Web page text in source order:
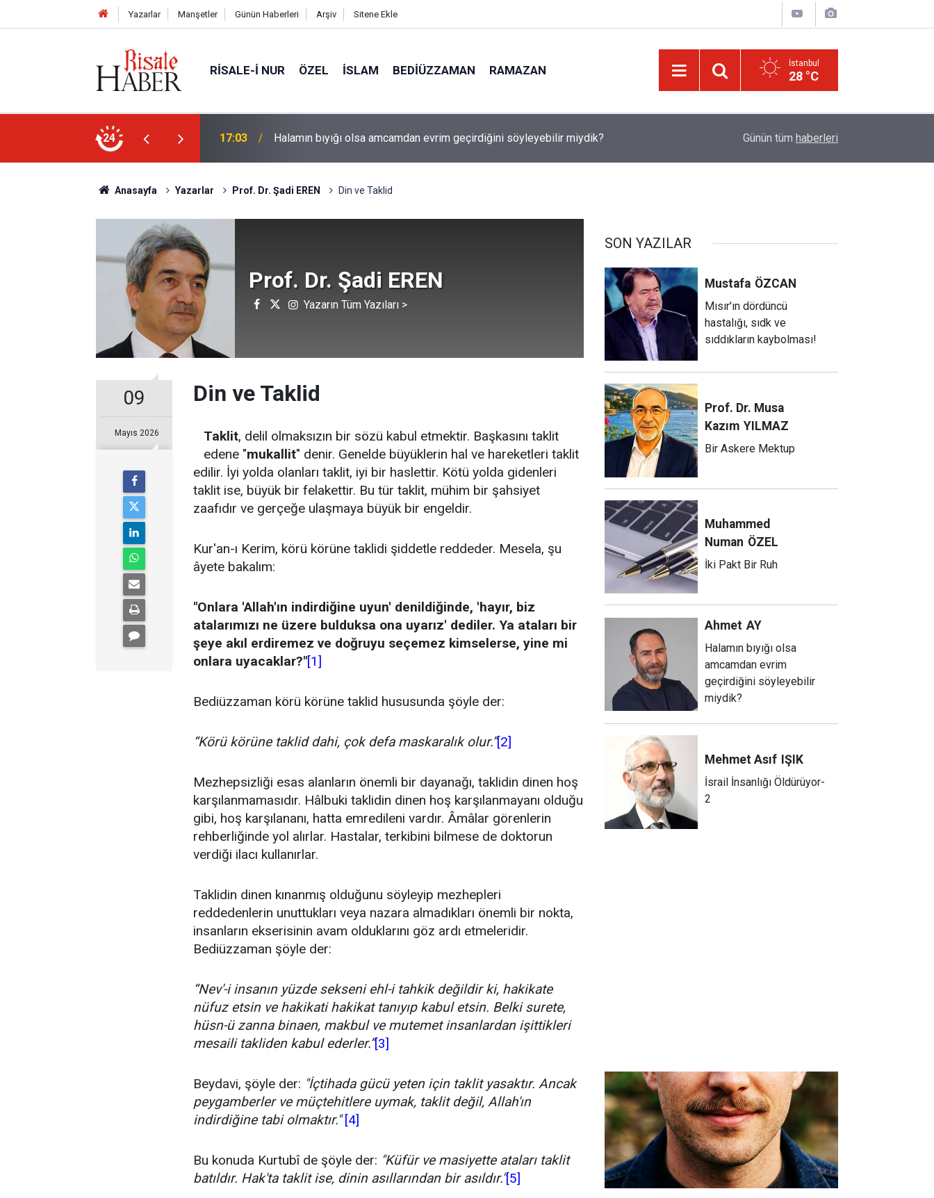
Yazarlar Manşetler Günün Haberleri Arşiv Sitene Ekle
RISALE-I NUR ÖZEL İSLAM BEDIÜZZAMAN RAMAZAN İstanbul
28 °C
24
geçirdiğini söyleyebilir miydik? 16:05 Güneş Tutulması 12 Ağustos'ta: Türkiye'den görülecek mi? Risale-i Nur'u kendine oku kendine, başkasına
Günün tüm haberleri
Anasayfa Yazarlar Prof. Dr. Şadi EREN Din ve Taklid
Prof. Dr. Şadi EREN
Yazarın Tüm Yazıları >
09
Mayıs 2026
Din ve Taklid
Taklit, delil olmaksızın bir sözü kabul etmektir. Başkasını taklit
edene "mukallit" denir. Genelde büyüklerin hal ve hareketleri taklit
edilir. İyi yolda olanları taklit, iyi bir haslettir. Kötü yolda gidenleri
taklit ise, büyük bir felakettir. Bu tür taklit, mühim bir şahsiyet
zaafıdır ve gerçeğe ulaşmaya büyük bir engeldir.
Kur'an-ı Kerim, körü körüne taklidi şiddetle reddeder. Mesela, şu
âyete bakalım:
"Onlara 'Allah'ın indirdiğine uyun' denildiğinde, 'hayır, biz
atalarımızı ne üzere bulduksa ona uyarız' dediler. Ya ataları bir
şeye akıl erdiremez ve doğruyu seçemez kimselerse, yine mi
onlara uyacaklar?"[1]
Bediüzzaman körü körüne taklid hususunda şöyle der:
“Körü körüne taklid dahi, çok defa maskaralık olur.”[2]
Mezhepsizliği esas alanların önemli bir dayanağı, taklidin dinen hoş
karşılanmamasıdır. Hâlbuki taklidin dinen hoş karşılanmayanı olduğu
gibi, hoş karşılananı, hatta emredileni vardır. Âmâlar görenlerin
rehberliğinde yol alırlar. Hastalar, terkibini bilmese de doktorun
verdiği ilacı kullanırlar.
Taklidin dinen kınanmış olduğunu söyleyip mezhepleri
reddedenlerin unuttukları veya nazara almadıkları önemli bir nokta,
insanların ekserisinin avam olduklarını göz ardı etmeleridir.
Bediüzzaman şöyle der:
“Nev'-i insanın yüzde sekseni ehl-i tahkik değildir ki, hakikate
nüfuz etsin ve hakikati hakikat tanıyıp kabul etsin. Belki surete,
hüsn-ü zanna binaen, makbul ve mutemet insanlardan işittikleri
mesaili takliden kabul ederler.”[3]
Beydavi, şöyle der: "İçtihada gücü yeten için taklit yasaktır. Ancak
peygamberler ve müçtehitlere uymak, taklit değil, Allah'ın
indirdiğine tabi olmaktır." [4]
Bu konuda Kurtubî de şöyle der: "Küfür ve masiyette ataları taklit
batıldır. Hak'ta taklit ise, dinin asıllarından bir asıldır."[5]
SON YAZILAR
Mustafa ÖZCAN
Mısır'ın dördüncü
hastalığı, sıdk ve
sıddıkların kaybolması!
Prof. Dr. Musa
Kazım YILMAZ
Bir Askere Mektup
Muhammed
Numan ÖZEL
İki Pakt Bir Ruh
Ahmet AY
Halamın bıyığı olsa
amcamdan evrim
geçirdiğini söyleyebilir
miydik?
Mehmet Asıf IŞIK
İsrail İnsanlığı Öldürüyor-
2